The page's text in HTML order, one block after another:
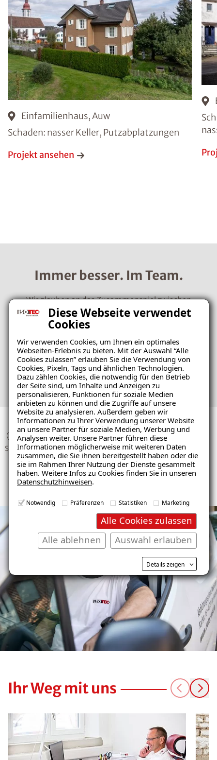
Diese Webseite verwendet
Cookies
Wir verwenden Cookies, um Ihnen ein optimales
Webseiten-Erlebnis zu bieten. Mit der Auswahl “Alle
Cookies zulassen” erlauben Sie die Verwendung von
Cookies, Pixeln, Tags und ähnlichen Technologien.
Dazu zählen Cookies, die notwendig für den Betrieb
der Seite sind, um Inhalte und Anzeigen zu
personalisieren, Funktionen für soziale Medien
anbieten zu können und die Zugriffe auf unsere
Website zu analysieren. Außerdem geben wir
Informationen zu Ihrer Verwendung unserer Website
an unsere Partner für soziale Medien, Werbung und
Analysen weiter. Unsere Partner führen diese
Informationen möglicherweise mit weiteren Daten
zusammen, die Sie ihnen bereitgestellt haben oder die
sie im Rahmen Ihrer Nutzung der Dienste gesammelt
haben. Weitere Infos zu Cookies finden Sie in unseren
Datenschutzhinweisen.
Notwendig Präferenzen Statistiken Marketing
Alle Cookies zulassen
Auswahl erlauben
Alle ablehnen
Details zeigen
Einfamilienhaus, Auw
Schaden: nasser Keller, Putzabplatzungen
Projekt ansehen
Immer besser. Im Team.
Wir glauben an das Zusammenspiel zwischen
unseren Mitarbeitern und unseren Kunden. Beide
bilden das Fundament und den Erfolg von ISOTEC.
eine Zukunft.
Zu den Jobangeboten
150
STANDOR
TE
1200
MITARBEITER
85
REGIONA
LE
FACHBET
RIEBE
Ihr Weg mit uns